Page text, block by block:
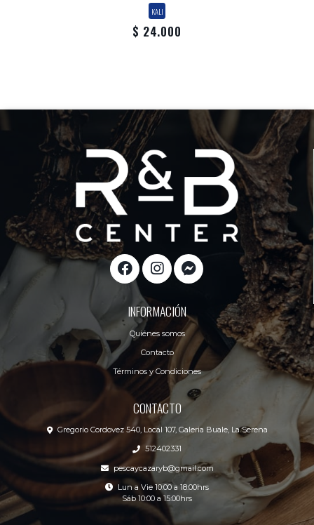
KALI
$ 24.000
INFORMACIÓN
Quiénes somos
Contacto
Términos y Condiciones
CONTACTO
Gregorio Cordovez 540, Local 107, Galeria Buale, La Serena
512402331
pescaycazaryb@gmail.com
Lun a Vie 10:00 a 18:00hrs
Sáb 10:00 a 15:00hrs